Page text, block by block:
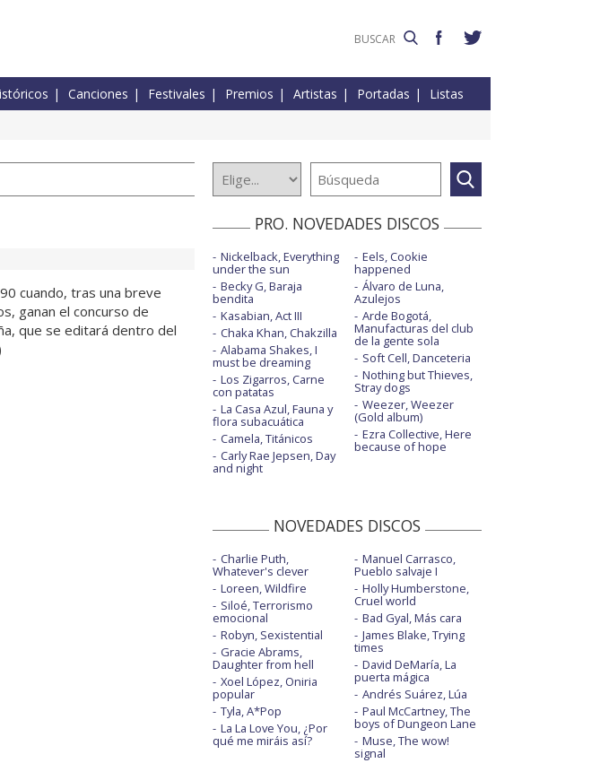
Canciones Festivales Premios Artistas Portadas Listas
cuando, tras una breve
ganan el concurso de
que se editará dentro del
PRO. NOVEDADES DISCOS
Nickelback, Everything
under the sun
Becky G, Baraja
bendita
Kasabian, Act III
Chaka Khan, Chakzilla
Alabama Shakes, I
must be dreaming
Los Zigarros, Carne
con patatas
La Casa Azul, Fauna y
flora subacuática
Camela, Titánicos
Carly Rae Jepsen, Day
and night
Eels, Cookie
happened
Álvaro de Luna,
Azulejos
Arde Bogotá,
Manufacturas del club
de la gente sola
Soft Cell, Danceteria
Nothing but Thieves,
Stray dogs
Weezer, Weezer
(Gold album)
Ezra Collective, Here
because of hope
NOVEDADES DISCOS
Charlie Puth,
Whatever's clever
Loreen, Wildfire
Siloé, Terrorismo
emocional
Robyn, Sexistential
Gracie Abrams,
Daughter from hell
Xoel López, Oniria
popular
Tyla, A*Pop
La La Love You, ¿Por
qué me miráis así?
Manuel Carrasco,
Pueblo salvaje I
Holly Humberstone,
Cruel world
Bad Gyal, Más cara
James Blake, Trying
times
David DeMaría, La
puerta mágica
Andrés Suárez, Lúa
Paul McCartney, The
boys of Dungeon Lane
Muse, The wow!
signal